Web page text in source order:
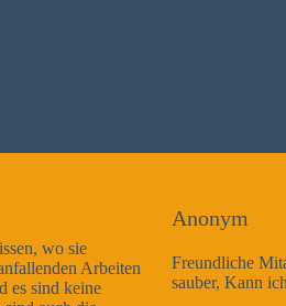
Freundliche Mitarbeiter,
sauber, Kann ich nur weiterempfehlen